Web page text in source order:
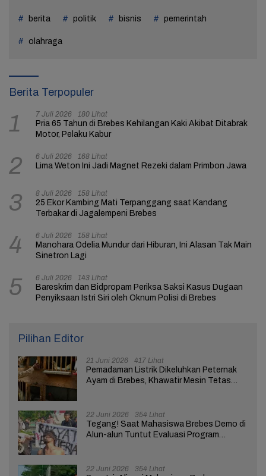
berita politik bisnis pemerintah
olahraga
Berita Terpopuler
1 7 Juli 2026 180 Lihat
Pria 65 Tahun di Brebes Kehilangan Kaki Akibat Ditabrak
Motor, Pelaku Kabur
2 6 Juli 2026 168 Lihat
Lima Weton Ini Jadi Magnet Rezeki dalam Primbon Jawa
3 8 Juli 2026 158 Lihat
25 Ekor Kambing Mati Terpanggang saat Kandang
Terbakar di Jagalempeni Brebes
4 6 Juli 2026 158 Lihat
Manohara Odelia Mundur dari Hiburan, Ini Alasan Tak Main
Sinetron Lagi
5 6 Juli 2026 143 Lihat
Bareskrim dan Bidpropam Periksa Saksi Kasus Dugaan
Penyiksaan Istri Siri oleh Oknum Polisi di Brebes
Pilihan Editor
21 Juni 2026 417 Lihat
Pemadaman Listrik Dikeluhkan Peternak
Ayam di Brebes, Khawatir Mesin Tetas
22 Juni 2026 354 Lihat
Tegang! Saat Mahasiswa Brebes Demo di
Alun-alun Tuntut Evaluasi Program
22 Juni 2026 354 Lihat